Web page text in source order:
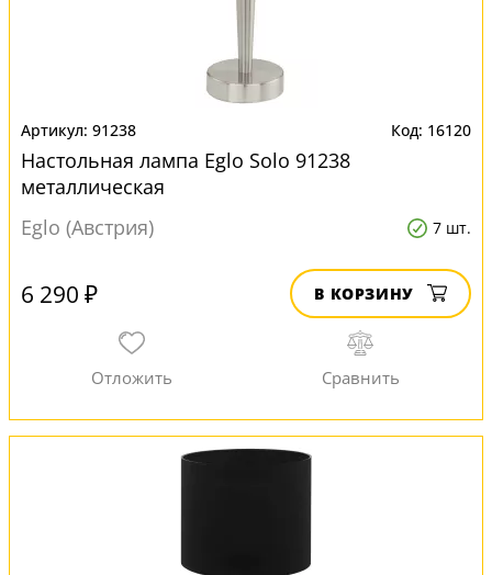
91238 16120
Настольная лампа Eglo Solo 91238
металлическая
Eglo (Австрия)
7 шт.
6 290 ₽ В КОРЗИНУ